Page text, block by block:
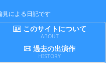
見による日記です
このサイトについて
ABOUT
過去の出演作
HISTORY